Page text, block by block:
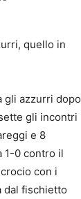
quello in
gli azzurri dopo
gli incontri
e 8
1-0 contro il
con i
dal fischietto